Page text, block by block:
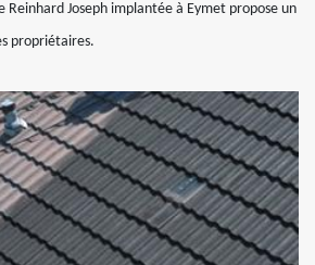
Reinhard Joseph implantée à Eymet propose un
propriétaires.